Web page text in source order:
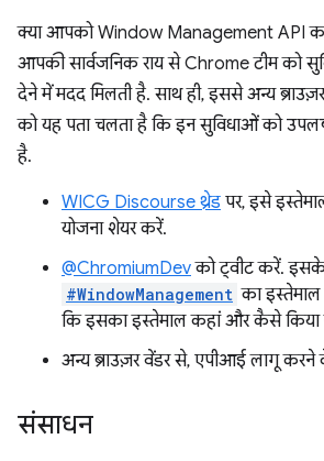
क्या आपको Window Management API
आपकी सार्वजनिक राय से Chrome टीम को
देने में मदद मिलती है. साथ ही, इससे अन्य
को यह पता चलता है कि इन सुविधाओं को
है.
WICG Discourse थ्रेड पर, इसे
योजना शेयर करें.
@ChromiumDevको ट्वीट करें.
#WindowManagement का इस्तेमाल
कि इसका इस्तेमाल कहां और कैसे किया
अन्य ब्राउज़र वेंडर से, एपीआई लागू
संसाधन